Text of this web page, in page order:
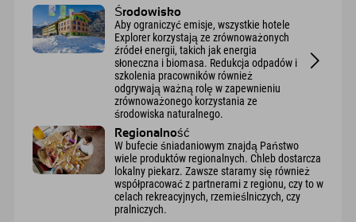
Środowisko
Aby ograniczyć emisje, wszystkie hotele
Explorer korzystają ze zrównoważonych
źródeł energii, takich jak energia
słoneczna i biomasa. Redukcja odpadów i
szkolenia pracowników również
odgrywają ważną rolę w zapewnieniu
zrównoważonego korzystania ze
środowiska naturalnego.
Regionalność
W bufecie śniadaniowym znajdą Państwo
wiele produktów regionalnych. Chleb dostarcza
lokalny piekarz. Zawsze staramy się również
współpracować z partnerami z regionu, czy to w
celach rekreacyjnych, rzemieślniczych, czy
pralniczych.